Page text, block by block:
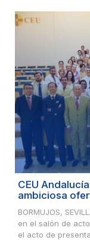
CEU
ambiciosa
BORMUJOS,
en el salón de
el acto de